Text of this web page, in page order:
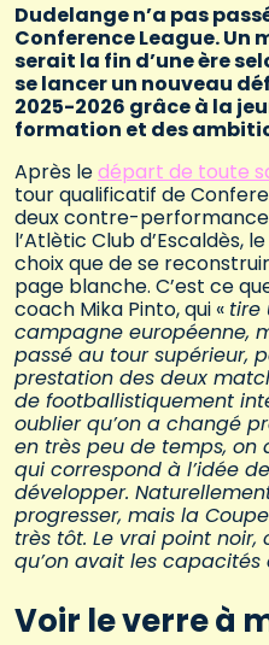
Dudelange n’a pas
Conference League. Un
serait la fin d’une ère
se lancer un nouveau
2025-2026 grâce à la
formation et des
Après ledépart de toute
tour qualificatif de
deux contre-
l’Atlètic Club d’Escaldès, le
choix que de se
page blanche. C’est ce
coach Mika Pinto, qui « tire
campagne européenne,
passé au tour supérieur,
prestation des deux
de footballistiquement
oublier qu’on a changé
en très peu de temps, on
qui correspond à l’idée
développer.
progresser, mais la
très tôt. Le vrai point noir,
qu’on avait les capacités
Voir le verre à